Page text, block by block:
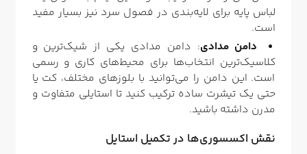
لباس پایه برای لایه‌بندی در فصول سرد نیز بسیار مفید
است.
دامن مدادی: دامن مدادی یکی از شیک‌ترین و
کلاسیک‌ترین انتخاب‌ها برای محیط‌های کاری و رسمی
است. این دامن را می‌توانید با بلوزهای مختلف، کت یا
حتی یک تیشرت ساده ترکیب کنید تا استایلی متفاوت و
مدرن داشته باشید.
نقش اکسسوری‌ها در تکمیل استایل